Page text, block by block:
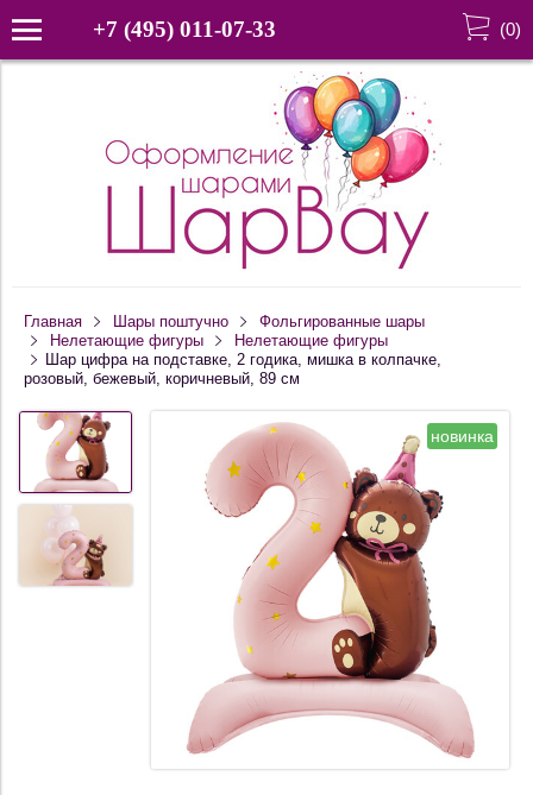
+7 (495) 011-07-33 (0)
Главная Шары поштучно
Фольгированные шары
Нелетающие фигуры
Нелетающие фигуры
Шар цифра на подставке, 2 годика, мишка в колпачке,
розовый, бежевый, коричневый, 89 см
новинка